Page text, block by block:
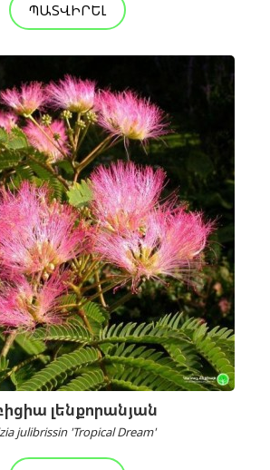
ՊԱՏՎԻՐԵԼ
լենքորանյան
julibrissin 'Tropical Dream'